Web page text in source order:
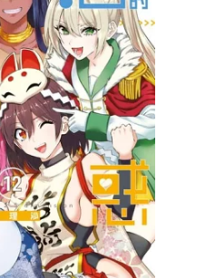
運動休閒 親子玩具
化妝保養 情趣用品